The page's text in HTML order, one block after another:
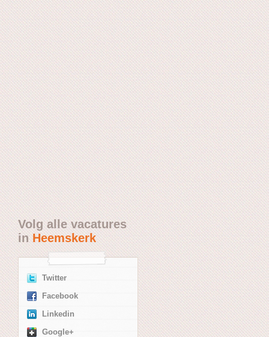
Volg alle vacatures
inHeemskerk
Twitter
Facebook
Linkedin
Google+